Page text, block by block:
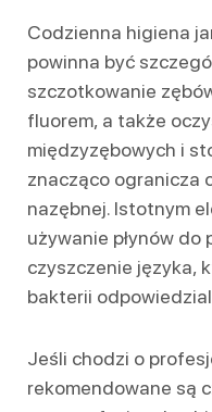
Codzienna higiena
powinna być
szczotkowanie
fluorem, a także
międzyzębowych i
znacząco ogranicza
nazębnej. Istotnym
używanie płynów do
czyszczenie języka,
bakterii
Jeśli chodzi o
rekomendowane są